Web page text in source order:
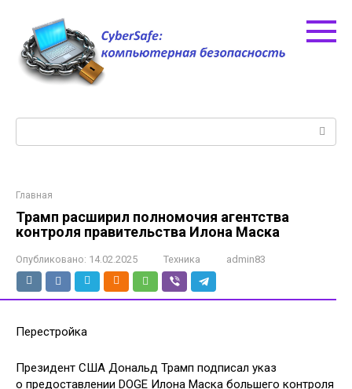
контенту
Главная
Трамп расширил полномочия агентства
контроля правительства Илона Маска
Опубликовано: 14.02.2025 Техника admin83
Перестройка
Президент США Дональд Трамп подписал указ
о предоставлении DOGE Илона Маска большего контроля